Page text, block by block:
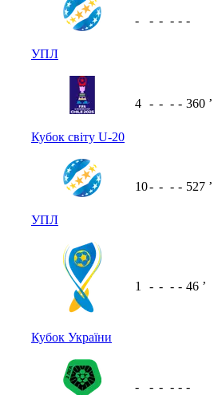
УПЛ
- - - - - -
Кубок світу U-20
4 - - - - 360 ʼ
УПЛ
10- - - - 527 ʼ
Кубок України
1 - - - - 46 ʼ
- - - - - -